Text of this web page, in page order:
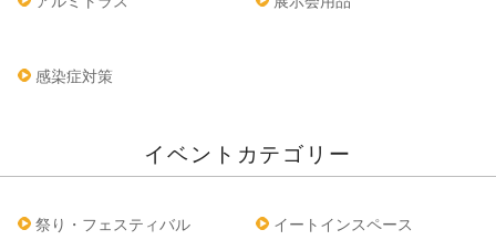
感染症対策
イベントカテゴリー
祭り・フェスティバル イートインスペース